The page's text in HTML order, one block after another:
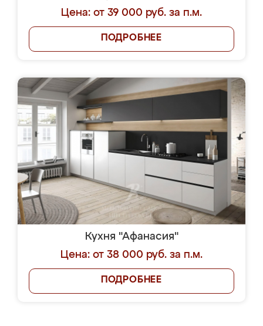
Цена: от 39 000 руб. за п.м.
ПОДРОБНЕЕ
Кухня "Афанасия"
Цена: от 38 000 руб. за п.м.
ПОДРОБНЕЕ